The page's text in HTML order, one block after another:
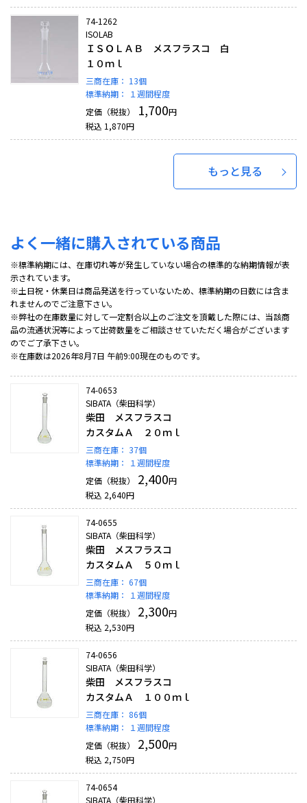
74-1262
ISOLAB
ＩＳＯＬＡＢ メスフラスコ 白
１０ｍｌ
三商在庫： 13個
標準納期：
１週間程度
定価（税抜）
1,700円
税込 1,870円
もっと見る
よく一緒に購入されている商品
※標準納期には、在庫切れ等が発生していない場合の標準的な納期情報が表
示されています。
※土日祝・休業日は商品発送を行っていないため、標準納期の日数には含ま
れませんのでご注意下さい。
※弊社の在庫数量に対して一定割合以上のご注文を頂戴した際には、当該商
品の流通状況等によって出荷数量をご相談させていただく場合がございます
のでご了承下さい。
※在庫数は2026年8月7日 午前9:00現在のものです。
74-0653
SIBATA（柴田科学）
柴田 メスフラスコ
カスタムＡ ２０ｍｌ
三商在庫： 37個
標準納期：
１週間程度
定価（税抜）
2,400円
税込 2,640円
74-0655
SIBATA（柴田科学）
柴田 メスフラスコ
カスタムＡ ５０ｍｌ
三商在庫： 67個
標準納期：
１週間程度
定価（税抜）
2,300円
税込 2,530円
74-0656
SIBATA（柴田科学）
柴田 メスフラスコ
カスタムＡ １００ｍｌ
三商在庫： 86個
標準納期：
１週間程度
定価（税抜）
2,500円
税込 2,750円
74-0654
SIBATA（柴田科学）